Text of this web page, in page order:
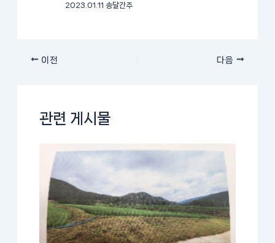
2023.01.11 송달간주
이전 다음
관련 게시물